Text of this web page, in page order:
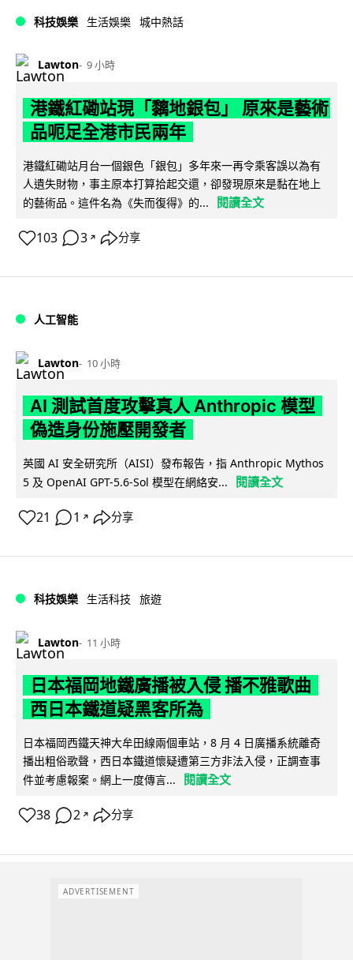
科技娛樂 生活娛樂 城中熱話
Lawton 9 小時
港鐵紅磡站現「黐地銀包」 原來是藝術
品呃足全港市民兩年
港鐵紅磡站月台一個銀色「銀包」多年來一再令乘客誤以為有
人遺失財物，事主原本打算拾起交還，卻發現原來是黏在地上
的藝術品。這件名為《失而復得》的...
閱讀全文
103 3 ↗ 分享
人工智能
Lawton 10 小時
AI 測試首度攻擊真人 Anthropic 模型
偽造身份施壓開發者
英國 AI 安全研究所（AISI）發布報告，指 Anthropic Mythos
5 及 OpenAI GPT-5.6-Sol 模型在網絡安...
閱讀全文
21 1 ↗ 分享
科技娛樂 生活科技 旅遊
Lawton 11 小時
日本福岡地鐵廣播被入侵 播不雅歌曲
西日本鐵道疑黑客所為
日本福岡西鐵天神大牟田線兩個車站，8 月 4 日廣播系統離奇
播出粗俗歌聲，西日本鐵道懷疑遭第三方非法入侵，正調查事
件並考慮報案。網上一度傳言...
閱讀全文
38 2 ↗ 分享
ADVERTISEMENT